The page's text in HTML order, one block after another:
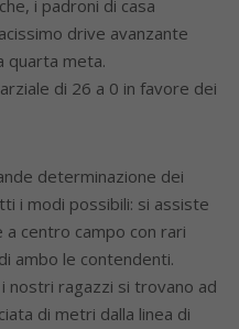
i padroni di casa
drive avanzante
quarta meta.
di 26 a 0 in favore dei
determinazione dei
i modi possibili: si assiste
a centro campo con rari
ambo le contendenti.
nostri ragazzi si trovano ad
di metri dalla linea di